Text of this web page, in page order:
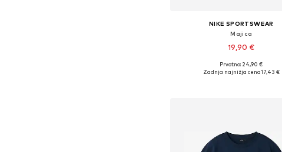
NIKE SPORTSWEAR
Majica
19,90 €
Na voljo v različnih velikostih
Prvotno: 24,90 €
Zadnja najnižja cena17,43 €